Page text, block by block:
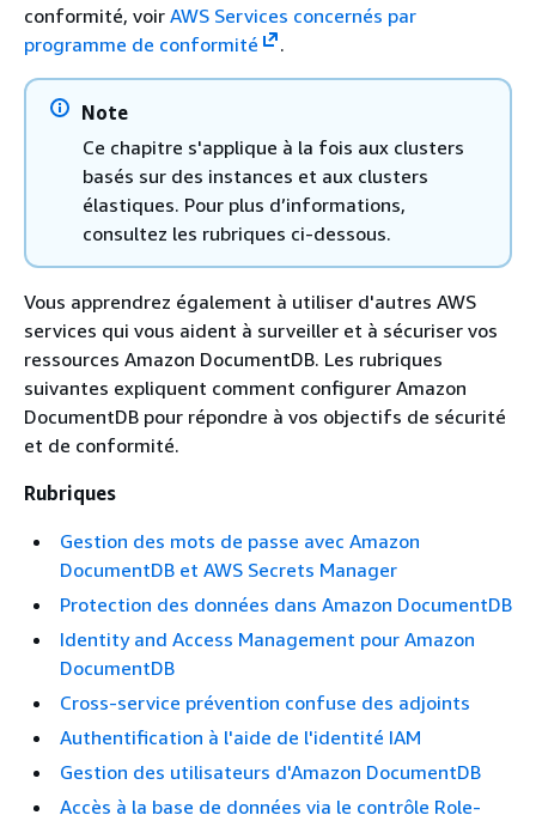
conformité, voir AWS Services concernés par
programme de conformité
.
Note
Ce chapitre s'applique à la fois aux clusters
basés sur des instances et aux clusters
élastiques. Pour plus d’informations,
consultez les rubriques ci-dessous.
Vous apprendrez également à utiliser d'autres AWS
services qui vous aident à surveiller et à sécuriser vos
ressources Amazon DocumentDB. Les rubriques
suivantes expliquent comment configurer Amazon
DocumentDB pour répondre à vos objectifs de sécurité
et de conformité.
Rubriques
Gestion des mots de passe avec Amazon
DocumentDB et AWS Secrets Manager
Protection des données dans Amazon DocumentDB
Identity and Access Management pour Amazon
DocumentDB
Cross-service prévention confuse des adjoints
Authentification à l'aide de l'identité IAM
Gestion des utilisateurs d'Amazon DocumentDB
Accès à la base de données via le contrôle Role-